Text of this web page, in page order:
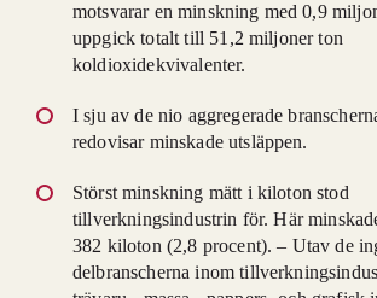
motsvarar en minskning med 0,9
uppgick totalt till 51,2 miljoner ton
koldioxidekvivalenter.
I sju av de nio aggregerade
redovisar minskade utsläppen.
Störst minskning mätt i kiloton stod
tillverkningsindustrin för. Här
382 kiloton (2,8 procent). – Utav de
delbranscherna inom